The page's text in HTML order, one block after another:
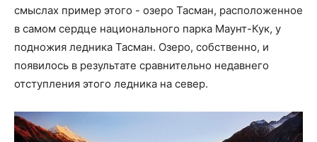
смыслах пример этого - озеро Тасман, расположенное
в самом сердце национального парка Маунт-Кук, у
подножия ледника Тасман. Озеро, собственно, и
появилось в результате сравнительно недавнего
отступления этого ледника на север.